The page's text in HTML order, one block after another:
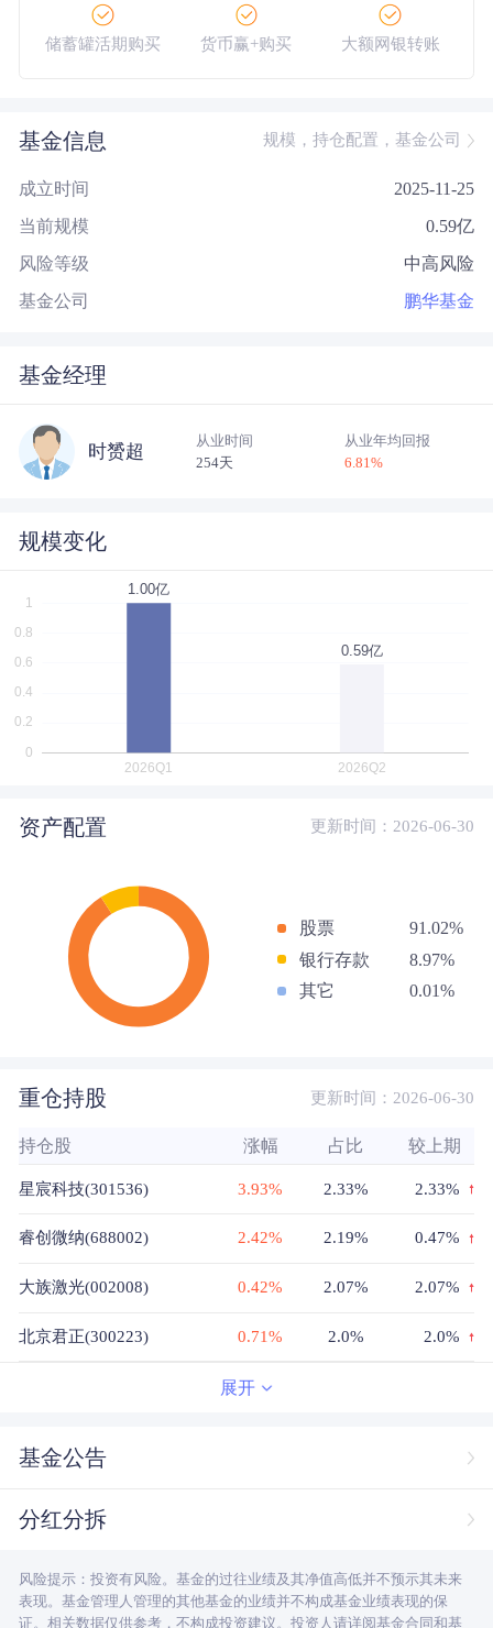
储蓄罐活期购买 货币赢+购买 大额网银转账
基金信息 规模，持仓配置，基金公司
成立时间 2025-11-25
当前规模 0.59亿
风险等级 中高风险
基金公司 鹏华基金
基金经理
时赟超
从业时间
254天
从业年均回报
6.81 %
规模变化
资产配置 更新时间：2026-06-30
股票
91.02%
银行存款
8.97%
其它
0.01%
重仓持股 更新时间：2026-06-30
持仓股 涨幅 占比 较上期
星宸科技(301536) 3.93% 2.33% 2.33%
睿创微纳(688002) 2.42% 2.19% 0.47%
大族激光(002008) 0.42% 2.07% 2.07%
北京君正(300223) 0.71% 2.0% 2.0%
2.70%
协创数据(300857)
宏发股份(600885) -2.07% 1.5% 1.5%
展开
基金公告
分红分拆
风险提示：投资有风险。基金的过往业绩及其净值高低并不预示其未来
表现。基金管理人管理的其他基金的业绩并不构成基金业绩表现的保
证。相关数据仅供参考，不构成投资建议。投资人请详阅基金合同和基